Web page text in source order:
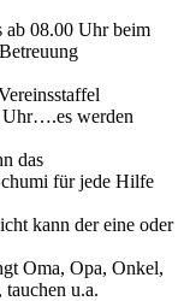
ab 08.00 Uhr beim
Uhr….es werden
das
für jede Hilfe
kann der eine oder
Oma, Opa, Onkel,
u.a.